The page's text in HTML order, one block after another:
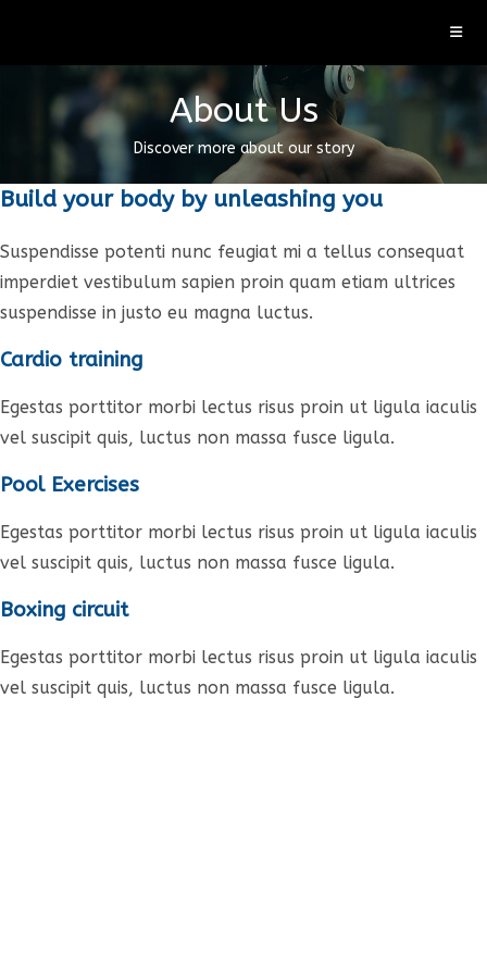
conteúdo
About Us
Discover more about our story
Build your body by unleashing you
Suspendisse potenti nunc feugiat mi a tellus consequat
imperdiet vestibulum sapien proin quam etiam ultrices
suspendisse in justo eu magna luctus.
Cardio training
Egestas porttitor morbi lectus risus proin ut ligula iaculis
vel suscipit quis, luctus non massa fusce ligula.
Pool Exercises
Egestas porttitor morbi lectus risus proin ut ligula iaculis
vel suscipit quis, luctus non massa fusce ligula.
Boxing circuit
Egestas porttitor morbi lectus risus proin ut ligula iaculis
vel suscipit quis, luctus non massa fusce ligula.